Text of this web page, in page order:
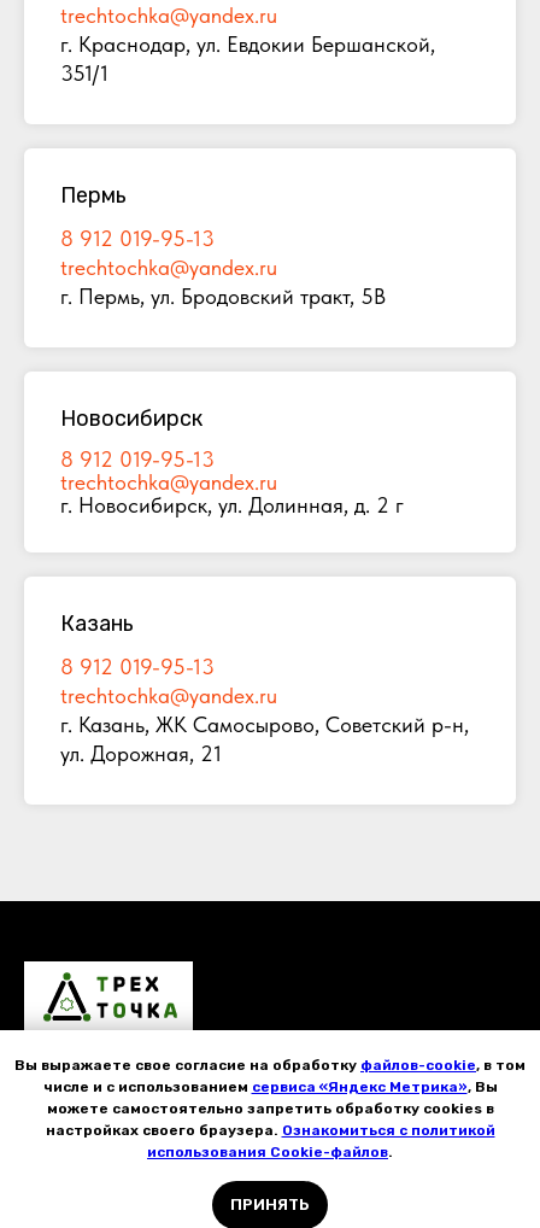
trechtochka@yandex.ru
г. Краснодар, ул. Евдокии Бершанской,
351/1
Пермь
8 912 019-95-13
trechtochka@yandex.ru
г. Пермь, ул. Бродовский тракт, 5В
Новосибирск
8 912 019-95-13
trechtochka@yandex.ru
г. Новосибирск, ул. Долинная, д. 2 г
Казань
8 912 019-95-13
trechtochka@yandex.ru
г. Казань, ЖК Самосырово, Советский р-н,
ул. Дорожная, 21
Вы выражаете свое согласие на обработку файлов-cookie, в том
числе и с использованием сервиса «Яндекс Метрика», Вы
можете самостоятельно запретить обработку cookies в
настройках своего браузера. Ознакомиться с политикой
использования Cookie-файлов.
ПРИНЯТЬ
ГЛАВНАЯ КАТАЛОГ ДОСТАВКА СЕРВИС
ОТЗЫВЫ
ОБЗОРЫ
Контакты
Согласие на обработку персональных данных
Политика обработки персональных данных
Напишите нам в WhatsApp